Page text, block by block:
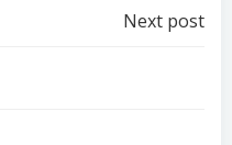
Next post